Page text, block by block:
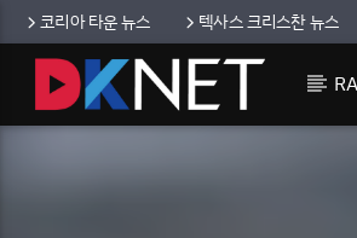
코리아 타운 뉴스 텍사스 크리스찬 뉴스